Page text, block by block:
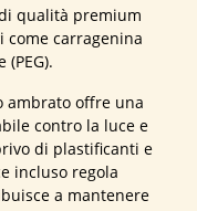
qualità premium
come carragenina
ambrato offre una
contro la luce e
di plastificanti e
incluso regola
a mantenere